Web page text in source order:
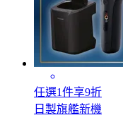
任選1件享9折
日製旗艦新機